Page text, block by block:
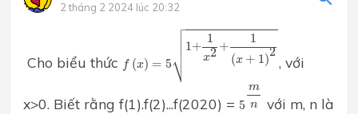
2 tháng 2 2024 lúc 20:32
Cho biểu thức f (x) = 5




⎷
1+
1
x2 +
1
(x + 1 )2
1x2+1(x+1)2
, với
x>0. Biết rằng f(1).f(2)...f(2020) = 5
m
n
mn
với m, n là